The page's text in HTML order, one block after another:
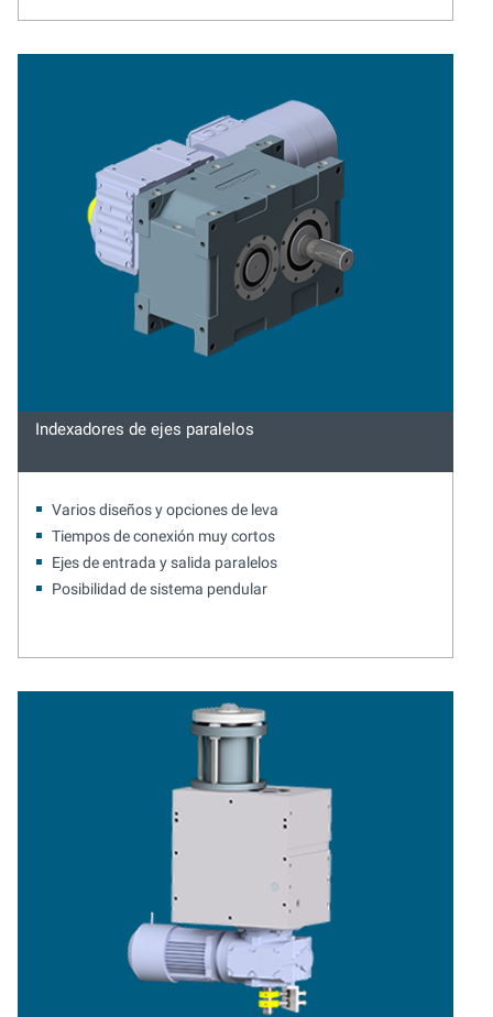
Indexadores de ejes paralelos
Varios diseños y opciones de leva
Tiempos de conexión muy cortos
Ejes de entrada y salida paralelos
Posibilidad de sistema pendular